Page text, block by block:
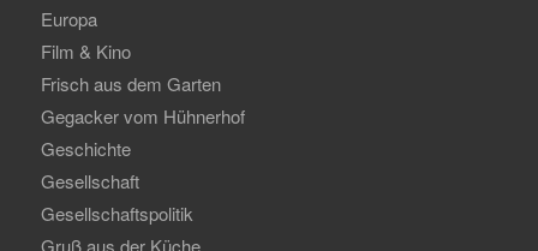
Europa
Film & Kino
Frisch aus dem Garten
Gegacker vom Hühnerhof
Geschichte
Gesellschaft
Gesellschaftspolitik
Gruß aus der Küche